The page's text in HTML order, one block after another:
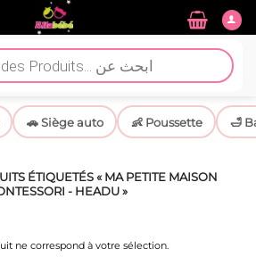
🚗 Siège auto 👶 Poussette 🛁
ÉTIQUETÉS « MA PETITE MAISON
- HEADU »
ne correspond à votre sélection.